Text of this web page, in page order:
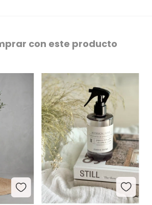
con este producto